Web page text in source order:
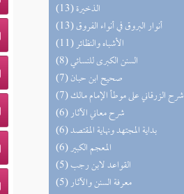
(13) الذخيرة
(13) أنوار البروق في أنواء الفروق
(11) الأشباه والنظائر
(8) السنن الكبرى للنسائي
(7) صحيح ابن حبان
(7) شرح الزرقاني على موطأ الإمام مالك
(6) شرح معاني الآثار
(6) بداية المجتهد ونهاية المقتصد
(6) المعجم الكبير
(5) القواعد لابن رجب
(5) معرفة السنن والآثار